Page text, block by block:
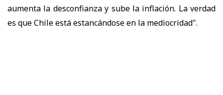
aumenta la desconfianza y sube la inflación. La verdad
es que Chile está estancándose en la mediocridad".